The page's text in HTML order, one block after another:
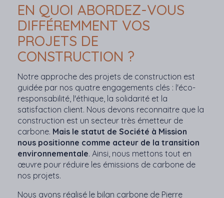
EN QUOI ABORDEZ-VOUS
DIFFÉREMMENT VOS
PROJETS DE
CONSTRUCTION ?
Notre approche des projets de construction est
guidée par nos quatre engagements clés : l'éco-
responsabilité, l'éthique, la solidarité et la
satisfaction client. Nous devons reconnaitre que la
construction est un secteur très émetteur de
carbone. Mais le statut de Société à Mission
nous positionne comme acteur de la transition
environnementale. Ainsi, nous mettons tout en
œuvre pour réduire les émissions de carbone de
nos projets.
Nous avons réalisé le bilan carbone de Pierre